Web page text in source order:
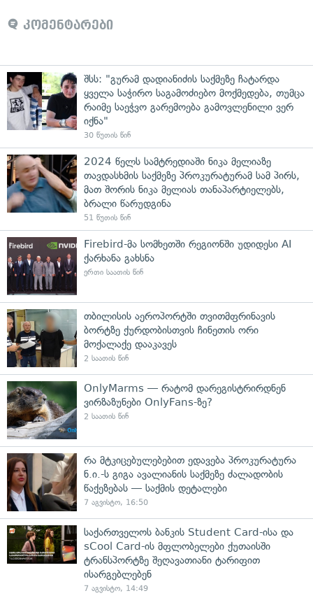
კომენტარები
შსს: "გურამ დადიანიძის საქმეზე ჩატარდა
ყველა საჭირო საგამოძიებო მოქმედება, თუმცა
რაიმე საეჭვო გარემოება გამოვლენილი ვერ
იქნა"
30 წუთის წინ
2024 წელს სამტრედიაში ნიკა მელიაზე
თავდასხმის საქმეზე პროკურატურამ სამ პირს,
მათ შორის ნიკა მელიას თანაპარტიელებს,
ბრალი წარუდგინა
51 წუთის წინ
Firebird-მა სომხეთში რეგიონში უდიდესი AI
ქარხანა გახსნა
ერთი საათის წინ
თბილისის აეროპორტში თვითმფრინავის
ბორტზე ქურდობისთვის ჩინეთის ორი
მოქალაქე დააკავეს
2 საათის წინ
OnlyMarms — რატომ დარეგისტრირდნენ
ვირზაზუნები OnlyFans-ზე?
2 საათის წინ
რა მტკიცებულებებით ედავება პროკურატურა
ნ.ი.-ს გიგა ავალიანის საქმეზე ძალადობის
წაქეზებას — საქმის დეტალები
7 აგვისტო, 16:50
საქართველოს ბანკის Student Card-ისა და
sCool Card-ის მფლობელები ქუთაისში
ტრანსპორტზე შეღავათიანი ტარიფით
ისარგებლებენ
7 აგვისტო, 14:49